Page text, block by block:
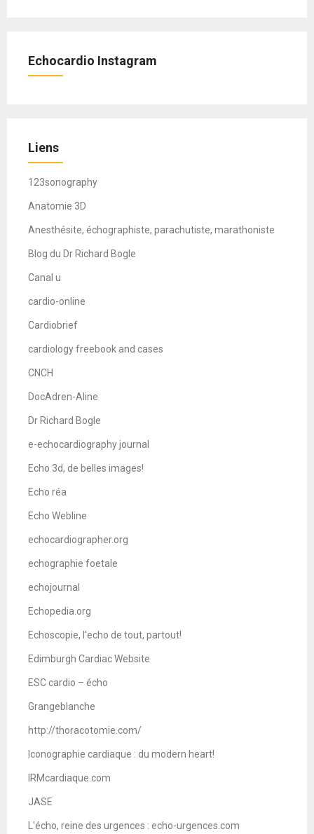
Echocardio Instagram
Liens
123sonography
Anatomie 3D
Anesthésite, échographiste, parachutiste, marathoniste
Blog du Dr Richard Bogle
Canal u
cardio-online
Cardiobrief
cardiology freebook and cases
CNCH
DocAdren-Aline
Dr Richard Bogle
e-echocardiography journal
Echo 3d, de belles images!
Echo réa
Echo Webline
echocardiographer.org
echographie foetale
echojournal
Echopedia.org
Echoscopie, l'echo de tout, partout!
Edimburgh Cardiac Website
ESC cardio – écho
Grangeblanche
http://thoracotomie.com/
Iconographie cardiaque : du modern heart!
IRMcardiaque.com
JASE
L'écho, reine des urgences : echo-urgences.com